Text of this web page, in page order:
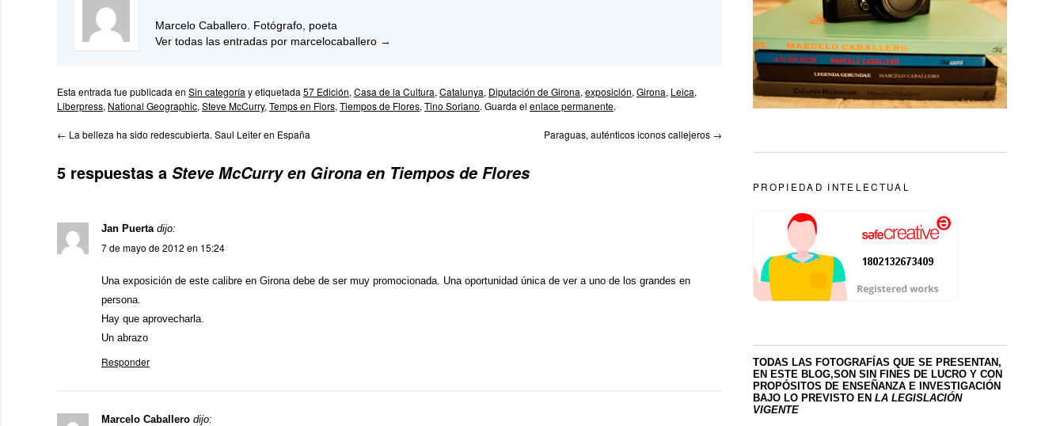
Marcelo Caballero. Fotógrafo, poeta
Ver todas las entradas por marcelocaballero →
Esta entrada fue publicada en Sin categoría y etiquetada 57 Edición, Casa de la Cultura, Catalunya, Diputación de Girona, exposición, Girona, Leica,
Liberpress, National Geographic, Steve McCurry, Temps en Flors, Tiempos de Flores, Tino Soriano. Guarda el enlace permanente.
← La belleza ha sido redescubierta. Saul Leiter en España Paraguas, auténticos iconos callejeros →
5 respuestas a Steve McCurry en Girona en Tiempos de Flores
Jan Puerta dijo:
7 de mayo de 2012 en 15:24
Una exposición de este calibre en Girona debe de ser muy promocionada. Una oportunidad única de ver a uno de los grandes en
persona.
Hay que aprovecharla.
Un abrazo
Responder
Marcelo Caballero dijo:
PROPIEDAD INTELECTUAL
TODAS LAS FOTOGRAFÍAS QUE SE PRESENTAN,
EN ESTE BLOG,SON SIN FINES DE LUCRO Y CON
PROPÓSITOS DE ENSEÑANZA E INVESTIGACIÓN
BAJO LO PREVISTO EN LA LEGISLACIÓN
VIGENTE